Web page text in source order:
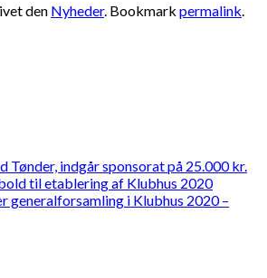
den Nyheder. Bookmark permalink.
Tønder, indgår sponsorat på 25.000 kr.
til etablering af Klubhus 2020
generalforsamling i Klubhus 2020 –